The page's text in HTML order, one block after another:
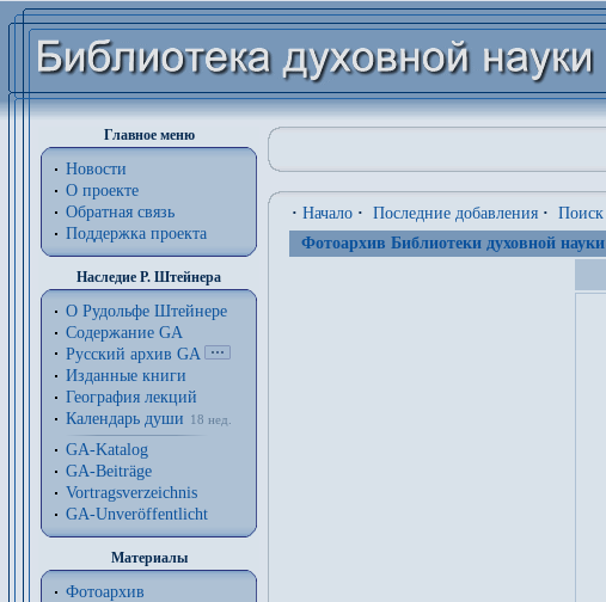
Главное меню
Новости
О проекте
Обратная связь
Поддержка проекта
Наследие Р. Штейнера
О Рудольфе Штейнере
Содержание GA
Русский архив GA
Изданные книги
География лекций
Календарь души
18 нед.
GA-Katalog
GA-Beiträge
Vortragsverzeichnis
GA-Unveröffentlicht
Материалы
Фотоархив
· Начало · Последние добавления · Поиск
Фотоархив Библиотеки духовной науки